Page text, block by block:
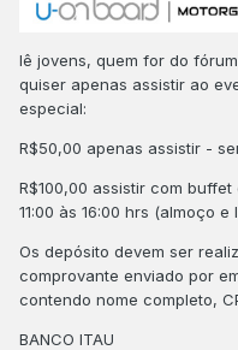
lê jovens, quem for do
quiser apenas assistir ao
especial:
R$50,00 apenas assistir -
R$100,00 assistir com
11:00 às 16:00 hrs (almoço e
Os depósito devem ser
comprovante enviado por
contendo nome completo,
BANCO ITAU